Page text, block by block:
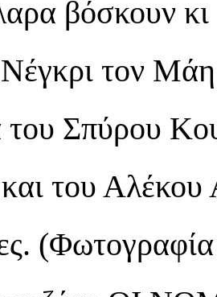
βόσκουν
τον Μάη
του Σπύρου
του Αλέκου